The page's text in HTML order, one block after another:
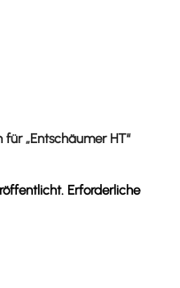
„Entschäumer HT“
Erforderliche